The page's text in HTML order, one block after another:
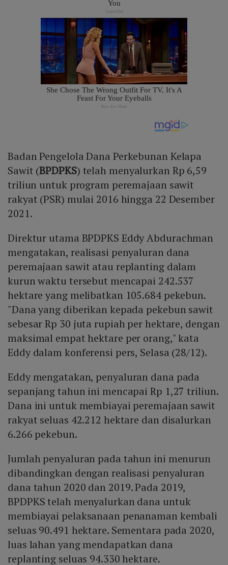
Badan Pengelola Dana Perkebunan Kelapa
Sawit (BPDPKS) telah menyalurkan Rp 6,59
triliun untuk program peremajaan sawit
rakyat (PSR) mulai 2016 hingga 22 Desember
2021.
Direktur utama BPDPKS Eddy Abdurachman
mengatakan, realisasi penyaluran dana
peremajaan sawit atau replanting dalam
kurun waktu tersebut mencapai 242.537
hektare yang melibatkan 105.684 pekebun.
"Dana yang diberikan kepada pekebun sawit
sebesar Rp 30 juta rupiah per hektare, dengan
maksimal empat hektare per orang," kata
Eddy dalam konferensi pers, Selasa (28/12).
Eddy mengatakan, penyaluran dana pada
sepanjang tahun ini mencapai Rp 1,27 triliun.
Dana ini untuk membiayai peremajaan sawit
rakyat seluas 42.212 hektare dan disalurkan
6.266 pekebun.
Jumlah penyaluran pada tahun ini menurun
dibandingkan dengan realisasi penyaluran
dana tahun 2020 dan 2019. Pada 2019,
BPDPKS telah menyalurkan dana untuk
membiayai pelaksanaan penanaman kembali
seluas 90.491 hektare. Sementara pada 2020,
luas lahan yang mendapatkan dana
replanting seluas 94.330 hektare.